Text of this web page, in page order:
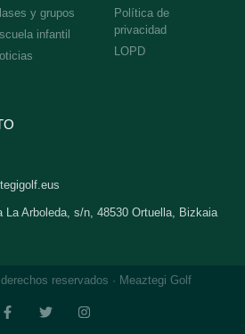
y grupos
infantil
Política de
privacidad
LOPD
La Arboleda, s/n, 48530 Ortuella, Bizkaia
reservados · Meaztegi Golf